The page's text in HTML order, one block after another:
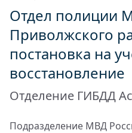
Отдел полиции
Приволжского
постановка на
восстановление
Отделение ГИБДД
Подразделение МВД